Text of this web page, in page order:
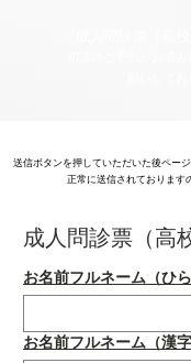
成人問診票（高
初診のご予約がお済
願いして
送信ボタンを押していただいた後​ペー
正常に送信されております
成人問診票（高
お名前フルネーム（ひら
お名前フルネーム（漢字